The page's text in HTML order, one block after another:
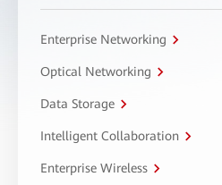
Enterprise Networking
Optical Networking
Data Storage
Intelligent Collaboration
Enterprise Wireless